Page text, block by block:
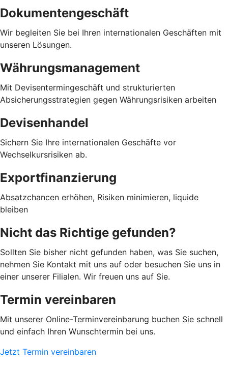
Dokumentengeschäft
Wir begleiten Sie bei Ihren internationalen Geschäften mit
unseren Lösungen.
Währungsmanagement
Mit Devisentermingeschäft und strukturierten
Absicherungsstrategien gegen Währungsrisiken arbeiten
Devisenhandel
Sichern Sie Ihre internationalen Geschäfte vor
Wechselkursrisiken ab.
Exportfinanzierung
Absatzchancen erhöhen, Risiken minimieren, liquide
bleiben
Nicht das Richtige gefunden?
Sollten Sie bisher nicht gefunden haben, was Sie suchen,
nehmen Sie Kontakt mit uns auf oder besuchen Sie uns in
einer unserer Filialen. Wir freuen uns auf Sie.
Termin vereinbaren
Mit unserer Online-Terminvereinbarung buchen Sie schnell
und einfach Ihren Wunschtermin bei uns.
Jetzt Termin vereinbaren